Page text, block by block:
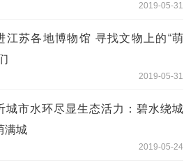
2019-05-31
江苏各地博物馆 寻找文物上的“萌
2019-05-31
城市水环尽显生态活力：碧水绕城
满城
2019-05-24